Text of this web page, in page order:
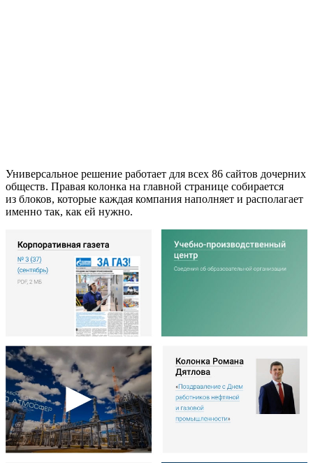
Универсальное решение работает для всех 86 сайтов дочерних
обществ. Правая колонка на главной странице собирается
из блоков, которые каждая компания наполняет и располагает
именно так, как ей нужно.